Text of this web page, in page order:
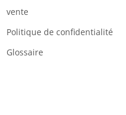
vente
Politique de confidentialité
Glossaire